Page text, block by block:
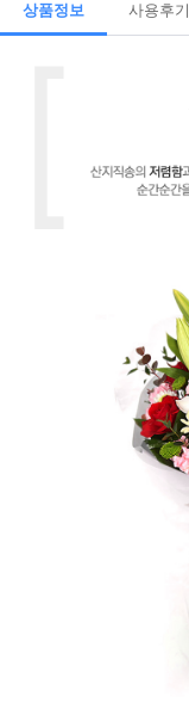
상품정보 사용후기